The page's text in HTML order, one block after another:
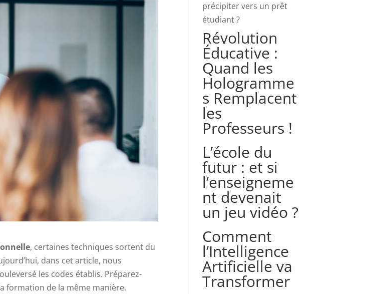
, certaines techniques sortent du
dans cet article, nous
les codes établis. Préparez-
formation de la même manière.
précipiter vers un prêt
étudiant ?
Révolution
Éducative :
Quand les
Hologramme
s Remplacent
les
Professeurs !
L’école du
futur : et si
l’enseigneme
nt devenait
un jeu vidéo ?
Comment
l’Intelligence
Artificielle va
Transformer